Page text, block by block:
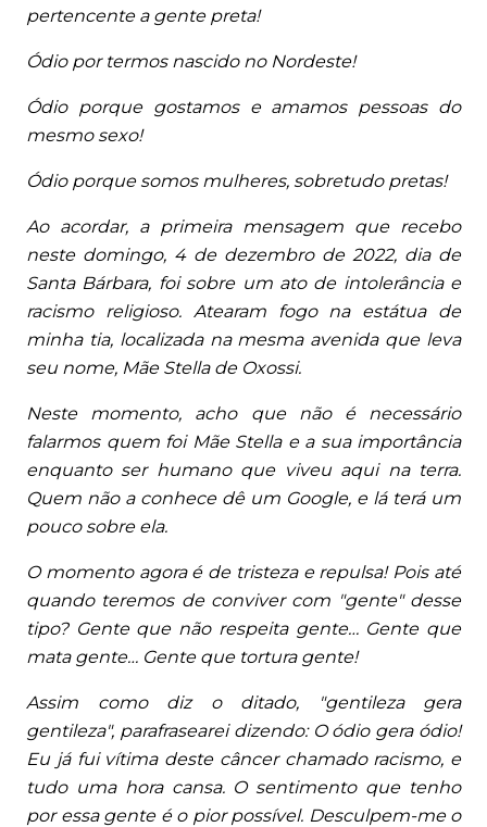
pertencente a gente preta!
Ódio por termos nascido no Nordeste!
Ódio porque gostamos e amamos pessoas do
mesmo sexo!
Ódio porque somos mulheres, sobretudo pretas!
Ao acordar, a primeira mensagem que recebo
neste domingo, 4 de dezembro de 2022, dia de
Santa Bárbara, foi sobre um ato de intolerância e
racismo religioso. Atearam fogo na estátua de
minha tia, localizada na mesma avenida que leva
seu nome, Mãe Stella de Oxossi.
Neste momento, acho que não é necessário
falarmos quem foi Mãe Stella e a sua importância
enquanto ser humano que viveu aqui na terra.
Quem não a conhece dê um Google, e lá terá um
pouco sobre ela.
O momento agora é de tristeza e repulsa! Pois até
quando teremos de conviver com "gente" desse
tipo? Gente que não respeita gente… Gente que
mata gente… Gente que tortura gente!
Assim como diz o ditado, "gentileza gera
gentileza", parafrasearei dizendo: O ódio gera ódio!
Eu já fui vítima deste câncer chamado racismo, e
tudo uma hora cansa. O sentimento que tenho
por essa gente é o pior possível. Desculpem-me o